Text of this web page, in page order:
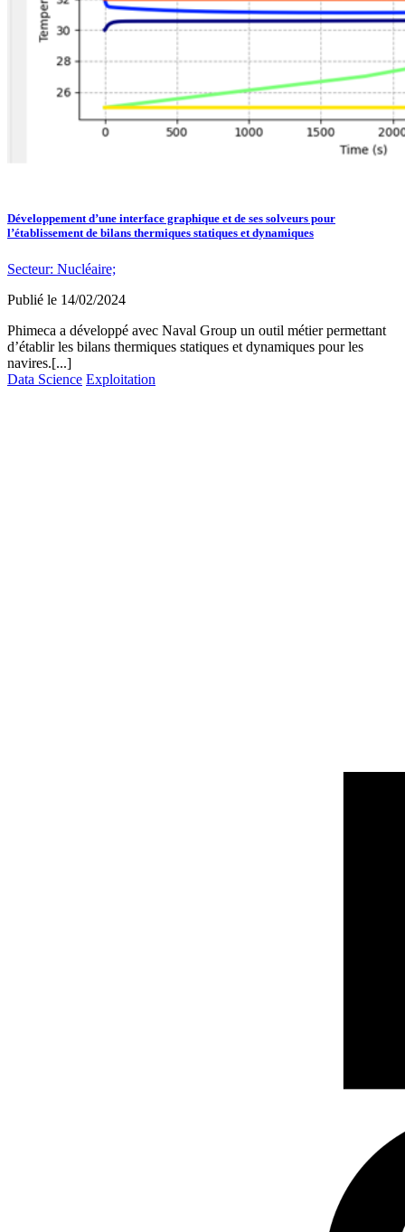
Développement d’une interface graphique et de ses solveurs pour
l’établissement de bilans thermiques statiques et dynamiques
Secteur: Nucléaire;
Publié le 14/02/2024
Phimeca a développé avec Naval Group un outil métier permettant
d’établir les bilans thermiques statiques et dynamiques pour les
navires.[...]
Data Science Exploitation